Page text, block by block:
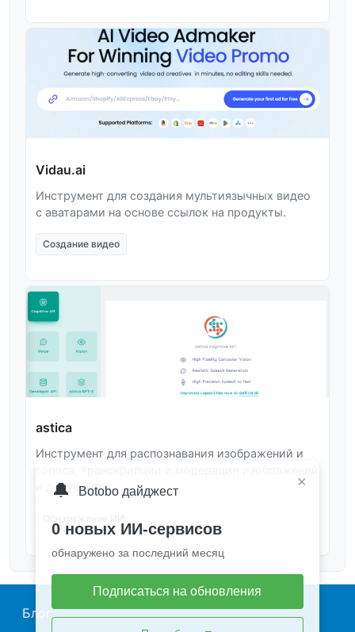
Vidau.ai
Инструмент для создания мультиязычных видео
с аватарами на основе ссылок на продукты.
Создание видео
astica
Инструмент для распознавания изображений и
и документов.
Main navigation
Блог
×
🔔 Botobo дайджест
0 новых ИИ-сервисов
обнаружено за последний месяц
Подписаться на обновления